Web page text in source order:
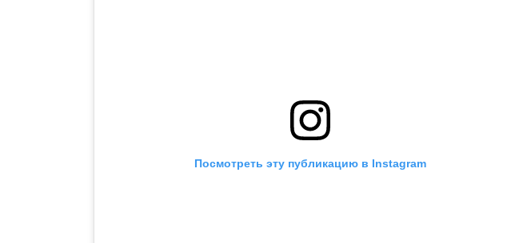
Посмотреть эту публикацию в Instagram